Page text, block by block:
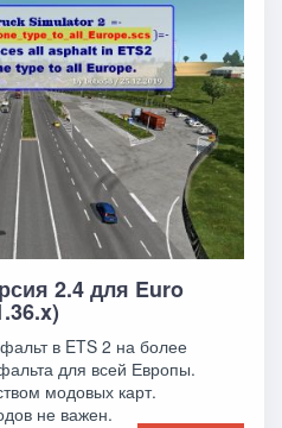
2.4 для Euro
в ETS 2 на более
для всей Европы.
модовых карт.
не важен.